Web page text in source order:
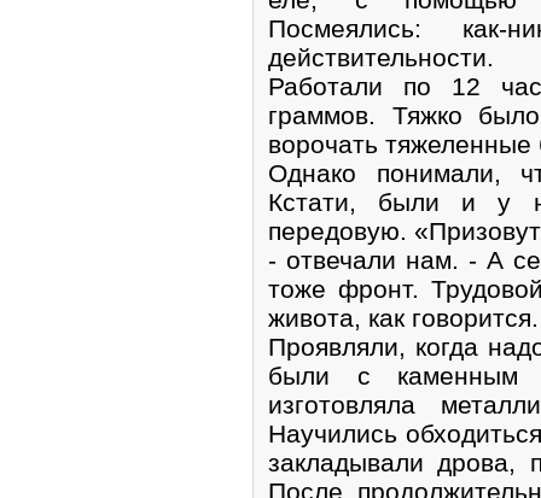
Посмеялись: как-
действительности.
Работали по 12
граммов. Тяжко
ворочать тяжеленные
Однако понимали,
Кстати, были и у
передовую.
- отвечали нам. - А
тоже фронт.
живота, как говорится.
Проявляли, когда
были с каменным
изготовляла
Научились
закладывали дрова,
После